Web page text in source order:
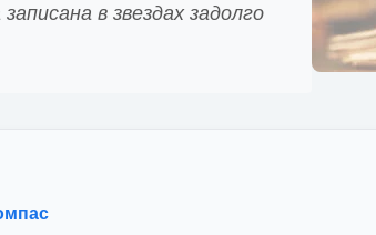
в звездах задолго